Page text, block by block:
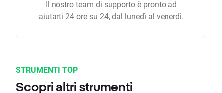
Il nostro team di supporto è pronto ad
aiutarti 24 ore su 24, dal lunedì al venerdì.
STRUMENTI TOP
Scopri altri strumenti